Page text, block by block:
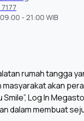
- 21:00 WIB
rumah tangga
akan
Log In
dalam membuat